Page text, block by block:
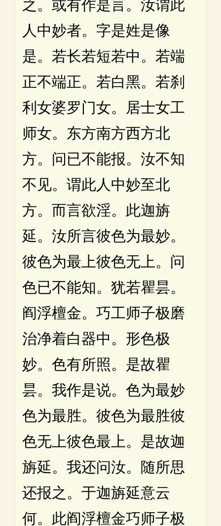
之。或有作是言。汝谓此
人中妙者。字是姓是像
是。若长若短若中。若端
正不端正。若白黑。若刹
利女婆罗门女。居士女工
师女。东方南方西方北
方。问已不能报。汝不知
不见。谓此人中妙至北
方。而言欲淫。此迦旃
延。汝所言彼色为最妙。
彼色为最上彼色无上。问
色已不能知。犹若瞿昙。
阎浮檀金。巧工师子极磨
治净着白器中。形色极
妙。色有所照。是故瞿
昙。我作是说。色为最妙
色为最胜。彼色为最胜彼
色无上彼色最上。是故迦
旃延。我还问汝。随所思
还报之。于迦旃延意云
何。此阎浮檀金巧师子极